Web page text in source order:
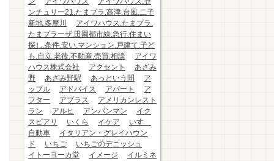
ンチュリー21.たまプラ.高津.台風.二子
新地.多摩川
アイワハウス.たまプラ.
たまプラーザ.田園都市線.急行.住まい
探し.条件.安い.マンション.戸建て.子ど
も.自立.老後.不動産.売買.相談
アイワ
ハウス株式会社
アクセント
あざみ
野
あざみ野駅 あっという間
ア
ップル
アドバイス アパート
ア
フター
アプラス
アメリカンレスト
ラン
アルヒ アンパンマン
イク
スピアリ
いくら イケア
いすゞ
自動車
イタリアン・グレイハウン
ド
いちご
いちごのデニッシュ
イトーヨーカ堂
イメージ
イルミネ